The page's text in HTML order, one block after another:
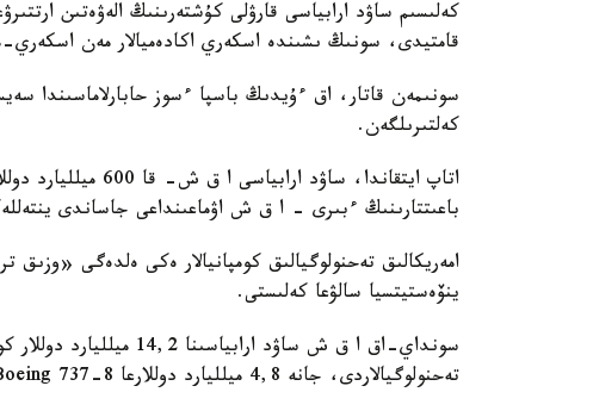
كەلىسىم ساۋد ارابياسى قارۋلى كۇشتەرىنىڭ الەۋەتىن
قامتيدى، سونىڭ ىشىندە اسكەري اكادەميالار مەن اسكەري-
سونىمەن قاتار، اق ءۇيدىڭ باسپا ءسوز حابارلاماسىندا
كەلتىرىلگەن.
اتاپ ايتقاندا، ساۋد
باعىتتارىنىڭ ءبىرى – ا ق ش اۋماعىنداعى جاساندى
ينۆەستيتسيا سالۋعا كەلىستى.
سونداي-اق ا ق ش ساۋد
تەحنولوگيالاردى، جانە 4,8 ميلليارد دوللارعا Boeing 737-8 جولاۋشى ۇشاقتارىن ەكسپورتتايتىن بولادى.